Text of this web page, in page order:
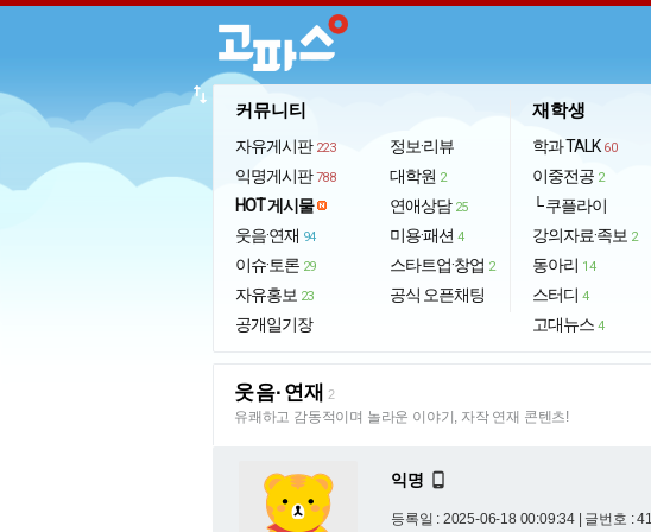
커뮤니티
자유게시판 223
익명게시판 788
HOT 게시물
웃음·연재 94
이슈·토론 29
자유홍보 23
공개일기장
정보·리뷰
대학원 2
연애상담 25
미용·패션 4
스타트업·창업 2
공식 오픈채팅
재학생
학과 TALK 60
이중전공 2
└ 쿠플라이
강의자료·족보 2
동아리 14
스터디 4
고대뉴스 4
import_export
웃음·연재 2
유쾌하고 감동적이며 놀라운 이야기, 자작 연재 콘텐츠!
익명 
등록일 : 2025-06-18 00:09:34 | 글번호 :